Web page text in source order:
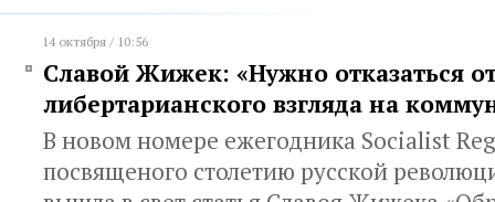
14 октября / 10:56
Славой Жижек: «Нужно отказаться
либертарианского взгляда на
В новом номере ежегодника Socialist
посвященого столетию русской